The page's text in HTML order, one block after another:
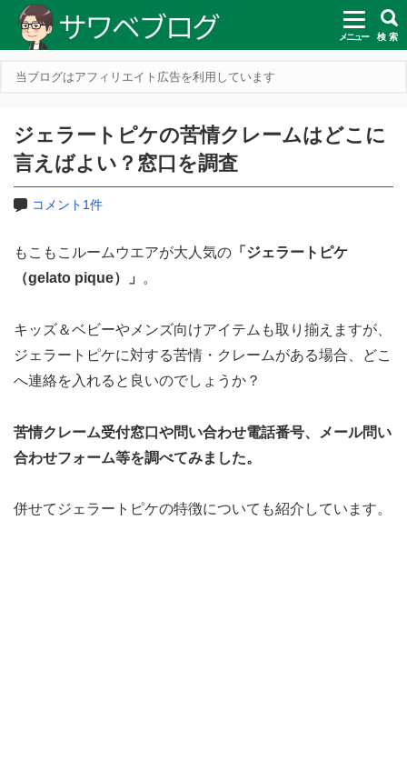
メニュー 検 索
当ブログはアフィリエイト広告を利用しています
ジェラートピケの苦情クレームはどこに
言えばよい？窓口を調査
コメント1件
もこもこルームウエアが大人気の 「ジェラートピケ
（gelato pique）」
。
キッズ＆ベビーやメンズ向けアイテムも取り揃えますが、
ジェラートピケに対する苦情・クレームがある場合、どこ
へ連絡を入れると良いのでしょうか？
苦情クレーム受付窓口や問い合わせ電話番号、メール問い
合わせフォーム等を調べてみました。
併せてジェラートピケの特徴についても紹介しています。